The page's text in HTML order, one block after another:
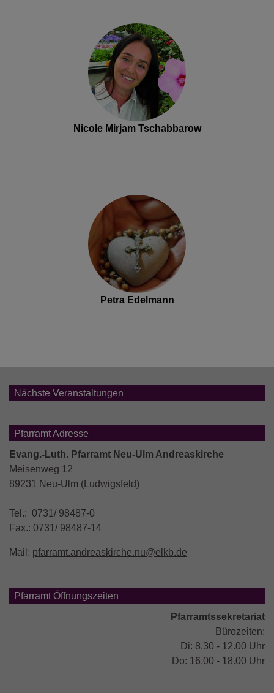
Nicole Mirjam Tschabbarow
Petra Edelmann
Nächste Veranstaltungen
Pfarramt Adresse
Evang.-Luth. Pfarramt Neu-Ulm Andreaskirche
Meisenweg 12
89231 Neu-Ulm (Ludwigsfeld)
Tel.: 0731/ 98487-0
Fax.: 0731/ 98487-14
Mail: pfarramt.andreaskirche.nu@elkb.de
Pfarramt Öffnungszeiten
Pfarramtssekretariat
Bürozeiten:
Di: 8.30 - 12.00 Uhr
Do: 16.00 - 18.00 Uhr